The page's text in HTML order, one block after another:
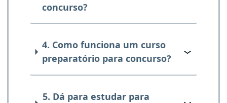
concurso?
4. Como funciona um curso
preparatório para concurso?
5. Dá para estudar para